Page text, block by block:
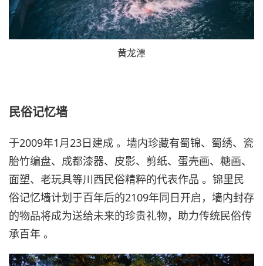
黄龙潭
民俗记忆墙
于2009年1月23日建成 。墙内珍藏有蜀锦、蜀绣、瓷
胎竹编盘、成都漆器、皮影、剪纸、蛋壳画、糖画、
面塑、老玩具等川西民俗精粹的代表作品 。锦里民
俗记忆墙计划于百年后的2109年同日开启，墙内封存
的物品将成为送给未来的珍贵礼物，助力传统民俗传
承百年 。